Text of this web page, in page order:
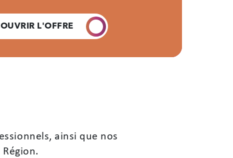
L'OFFRE
ainsi que nos